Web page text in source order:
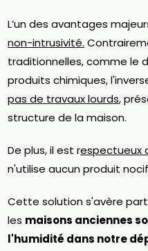
L’un des avantages
non-intrusivité.
traditionnelles, comme le
produits chimiques,
pas de travaux lourds,
structure de la maison.
De plus, il est respectueux
n'utilise aucun produit
Cette solution s'avère
les maisons anciennes
l'humidité dans notre